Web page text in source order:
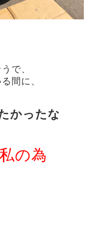
で、
間に、
かったな
の為